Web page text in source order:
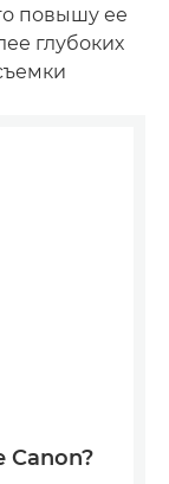
повышу ее
глубоких
Canon?